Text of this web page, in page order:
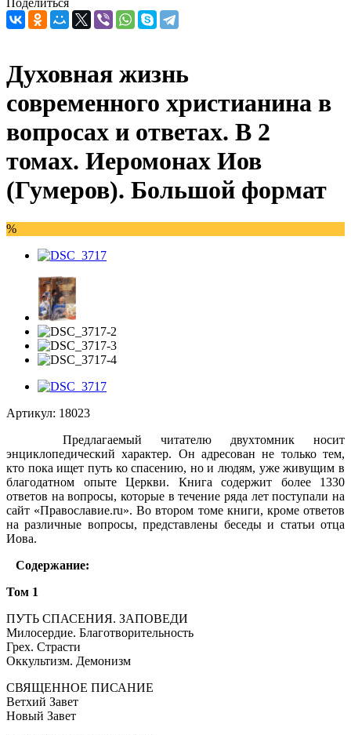
Поделиться
Духовная жизнь
современного христианина в
вопросах и ответах. В 2
томах. Иеромонах Иов
(Гумеров). Большой формат
%
Артикул: 18023
Предлагаемый читателю двухтомник носит
энциклопедический характер. Он адресован не только тем,
кто пока ищет путь ко спасению, но и людям, уже живущим в
благодатном опыте Церкви. Книга содержит более 1330
ответов на вопросы, которые в течение ряда лет поступали на
сайт «Православие.ru». Во втором томе книги, кроме ответов
на различные вопросы, представлены беседы и статьи отца
Иова.
Содержание:
Том 1
ПУТЬ СПАСЕНИЯ. ЗАПОВЕДИ
Милосердие. Благотворительность
Грех. Страсти
Оккультизм. Демонизм
СВЯЩЕННОЕ ПИСАНИЕ
Ветхий Завет
Новый Завет